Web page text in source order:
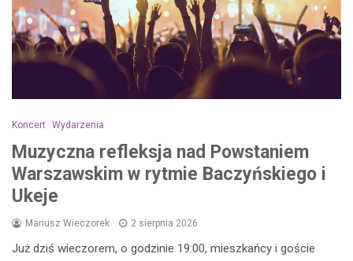
Koncert Wydarzenia
Muzyczna refleksja nad Powstaniem
Warszawskim w rytmie Baczyńskiego i
Ukeje
Mariusz Wieczorek 2 sierpnia 2026
Już dziś wieczorem, o godzinie 19:00, mieszkańcy i goście